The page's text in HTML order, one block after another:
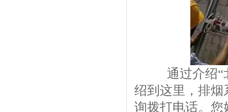
通过介绍“北
绍到这里， 排烟
询拨打电话。您